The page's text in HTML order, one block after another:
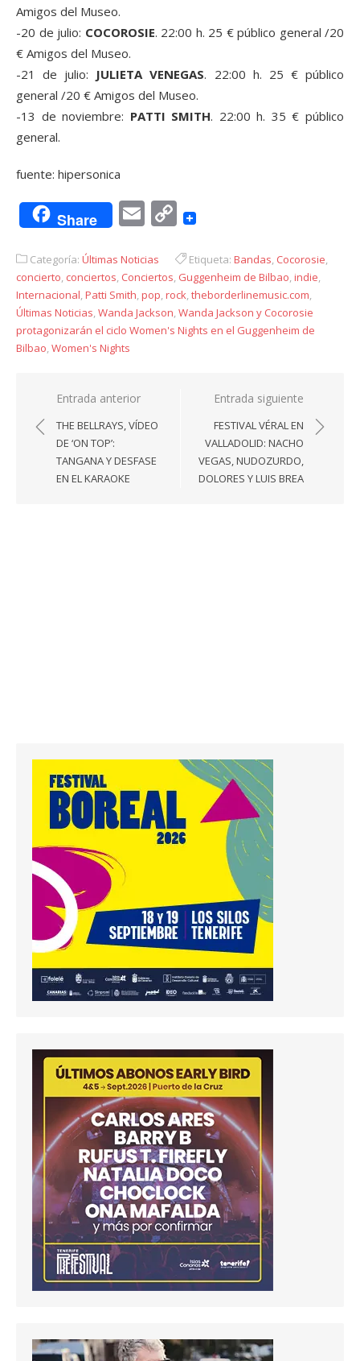
Amigos del Museo.
-20 de julio: COCOROSIE. 22:00 h. 25 € público general /20
€ Amigos del Museo.
-21 de julio: JULIETA VENEGAS. 22:00 h. 25 € público
general /20 € Amigos del Museo.
-13 de noviembre: PATTI SMITH. 22:00 h. 35 € público
general.
fuente: hipersonica
Share EmailCopy
Categoría: Últimas Noticias Etiqueta: Bandas, Cocorosie,
concierto, conciertos, Conciertos, Guggenheim de Bilbao,indie,
Internacional,Patti Smith,pop,rock,theborderlinemusic.com,
Últimas Noticias,Wanda Jackson,Wanda Jackson y Cocorosie
protagonizarán el ciclo Women's Nights en el Guggenheim de
Bilbao,Women's Nights
Navegación
de
entradas
Entrada anterior
THE BELLRAYS, VÍDEO
DE ‘ON TOP’:
TANGANA Y DESFASE
EN EL KARAOKE
Entrada siguiente
FESTIVAL VÉRAL EN
VALLADOLID: NACHO
VEGAS, NUDOZURDO,
DOLORES Y LUIS BREA